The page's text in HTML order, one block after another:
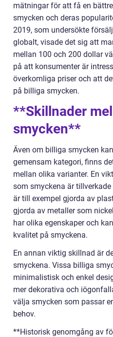
mätningar för att få en
smycken och deras
2019, som undersökte
globalt, visade det sig att
mellan 100 och 200 dollar
på att konsumenter är
överkomliga priser och att
på billiga smycken.
**Skillnader
smycken**
Även om billiga smycken
gemensam kategori, finns
mellan olika varianter. En
som smyckena är
är till exempel gjorda av
gjorda av metaller som
har olika egenskaper och
kvalitet på smyckena.
En annan viktig skillnad är
smyckena. Vissa billiga
minimalistisk och enkel
mer dekorativa och
välja smycken som passar
behov.
**Historisk genomgång av